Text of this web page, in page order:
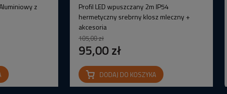
z
Profil LED wpuszczany 2m IP54
hermetyczny srebrny klosz mleczny +
akcesoria
105,00 zł
95,00 zł
DODAJ DO KOSZYKA